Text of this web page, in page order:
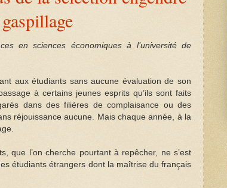
en sciences économiques à l’université de
aux étudiants sans aucune évaluation de son
à certains jeunes esprits qu’ils sont faits
dans des filières de complaisance ou des
réjouissance aucune. Mais chaque année, à la
que l’on cherche pourtant à repêcher, ne s’est
étudiants étrangers dont la maîtrise du français